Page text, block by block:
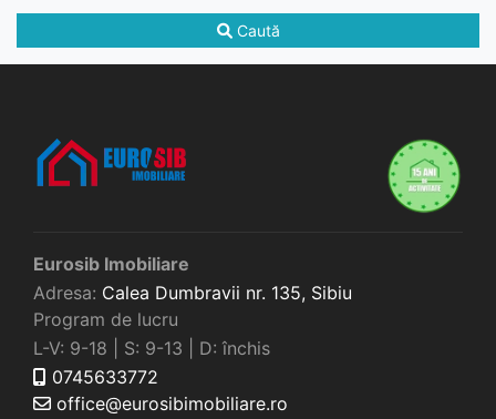
Caută
Eurosib Imobiliare
Adresa: Calea Dumbravii nr. 135, Sibiu
Program de lucru
L-V: 9-18 | S: 9-13 | D: închis
0745633772
office@eurosibimobiliare.ro